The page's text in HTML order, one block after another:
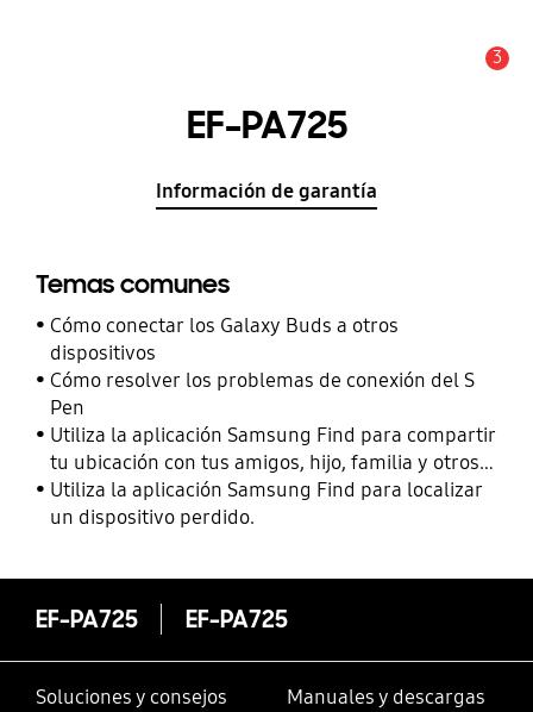
3
EF-PA725
Información de garantía
Temas comunes
Cómo conectar los Galaxy Buds a otros
dispositivos
Cómo resolver los problemas de conexión del S
Pen
Utiliza la aplicación Samsung Find para compartir
tu ubicación con tus amigos, hijo, familia y otros
contactos
Utiliza la aplicación Samsung Find para localizar
un dispositivo perdido.
EF-PA725 EF-PA725
Soluciones y consejos Manuales y descargas